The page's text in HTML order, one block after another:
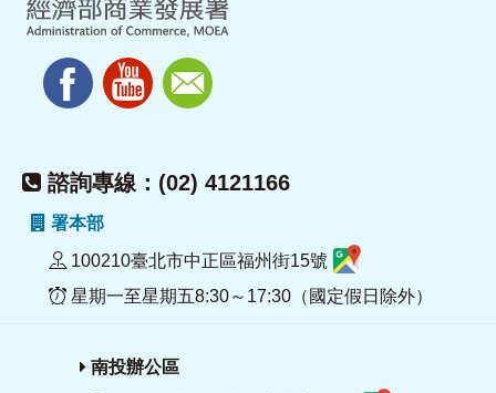
諮詢專線：(02) 4121166
署本部
100210臺北市中正區福州街15號
星期一至星期五8:30～17:30（國定假日除外）
南投辦公區